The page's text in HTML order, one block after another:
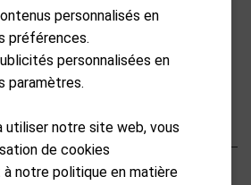
panier
personnalisés en
préférences.
personnalisées en
paramètres.
utiliser notre site web, vous
de cookies
notre politique en matière